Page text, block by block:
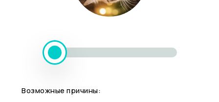
Возможные причины: